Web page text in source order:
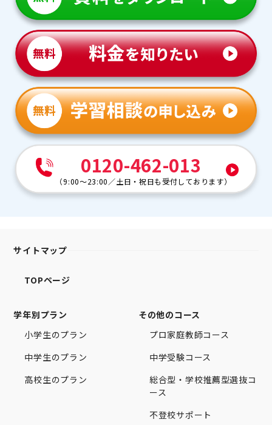
0120-462-013
（9:00～23:00 ／土日・祝日も受付しております）
サイトマップ
TOPページ
学年別プラン
小学生のプラン
中学生のプラン
高校生のプラン
その他のコース
プロ家庭教師コース
中学受験コース
総合型・学校推薦型選抜コ
ース
不登校サポート